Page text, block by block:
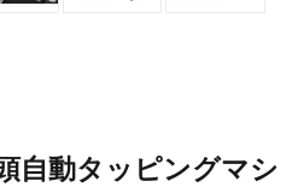
自動タッピングマシ